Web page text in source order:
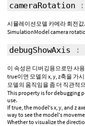
cameraRotation :
시뮬레이션모델 카메라 회전값.
SimulationModel camera
debugShowAxis :
이 속성은 디버깅용으로만 사
true이면 모델의 x, y, z축을 가
모델의 움직임을 좀 더 직관적
This property is for debugging
use.
If true, the model's x, y, and z
way to see the model's
Whether to visualize the